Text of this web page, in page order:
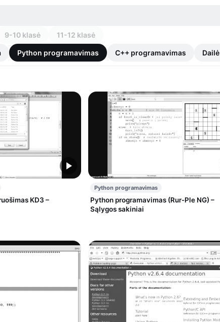
9-10 klasė 11-12 klasė
Python programavimas C++ programavimas Dailė
KD3 –
Python programavimas
Python programavimas (Rur-Ple NG) –
Sąlygos sakiniai